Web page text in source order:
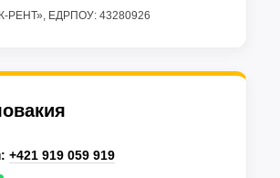
РЕНТ», ЕДРПОУ: 43280926
+421 919 059 919